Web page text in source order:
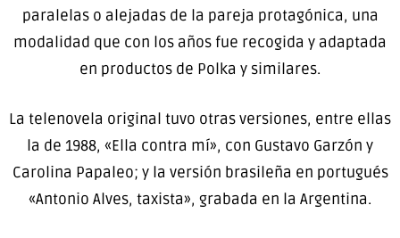
paralelas o alejadas de la pareja protagónica, una
modalidad que con los años fue recogida y adaptada
en productos de Polka y similares.
La telenovela original tuvo otras versiones, entre ellas
la de 1988, «Ella contra mí», con Gustavo Garzón y
Carolina Papaleo; y la versión brasileña en portugués
«Antonio Alves, taxista», grabada en la Argentina.